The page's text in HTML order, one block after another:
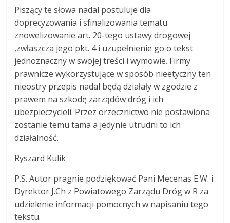
Piszący te słowa nadal postuluje dla
doprecyzowania i sfinalizowania tematu
znowelizowanie art. 20-tego ustawy drogowej
,zwłaszcza jego pkt. 4 i uzupełnienie go o tekst
jednoznaczny w swojej treści i wymowie. Firmy
prawnicze wykorzystujące w sposób nieetyczny ten
nieostry przepis nadal będą działały w zgodzie z
prawem na szkodę zarządów dróg i ich
ubezpieczycieli. Przez orzecznictwo nie postawiona
zostanie temu tama a jedynie utrudni to ich
działalność.
Ryszard Kulik
P.S. Autor pragnie podziękować Pani Mecenas E.W. i
Dyrektor J.Ch z Powiatowego Zarządu Dróg w R za
udzielenie informacji pomocnych w napisaniu tego
tekstu.